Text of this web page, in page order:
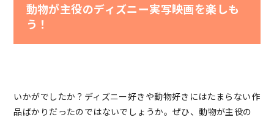
動物が主役のディズニー実写映画を楽しも
う！
いかがでしたか？ディズニー好きや動物好きにはたまらない作
品ばかりだったのではないでしょうか。ぜひ、動物が主役の